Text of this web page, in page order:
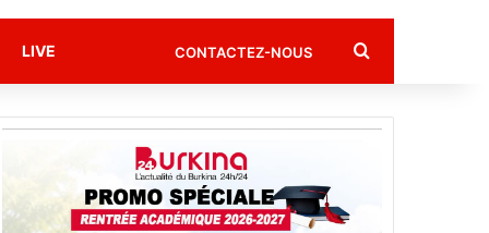
LIVE CONTACTEZ-NOUS Rechercher